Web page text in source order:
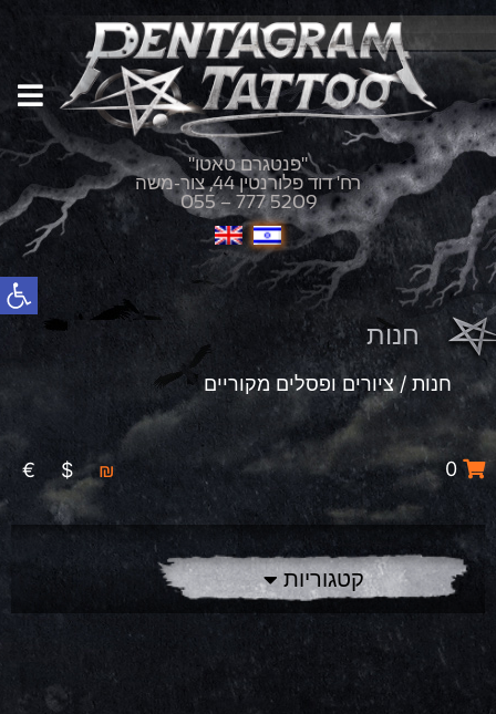
פתח סרגל נגישות
"פנטגרם טאטו"
רח' דוד פלורנטין 44, צור-משה
055 – 777 5209
חנות
חנות / ציורים ופסלים מקוריים
0
₪
$
€
קטגוריות